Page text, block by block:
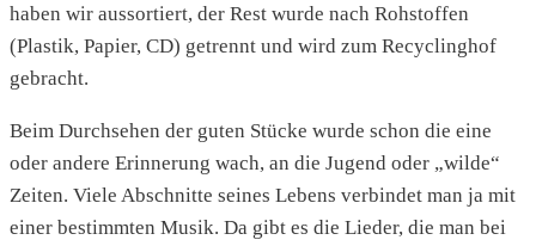
haben wir aussortiert, der Rest wurde nach Rohstoffen
(Plastik, Papier, CD) getrennt und wird zum Recyclinghof
gebracht.
Beim Durchsehen der guten Stücke wurde schon die eine
oder andere Erinnerung wach, an die Jugend oder „wilde“
Zeiten. Viele Abschnitte seines Lebens verbindet man ja mit
einer bestimmten Musik. Da gibt es die Lieder, die man bei